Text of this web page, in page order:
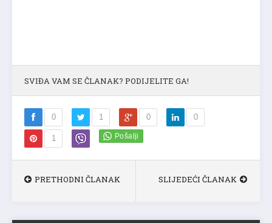
SVIĐA VAM SE ČLANAK? PODIJELITE GA!
0 1 0 0
1
PRETHODNI ČLANAK SLIJEDEĆI ČLANAK